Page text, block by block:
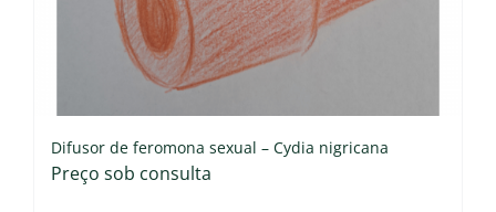
Difusor de feromona sexual – Cydia nigricana
Preço sob consulta